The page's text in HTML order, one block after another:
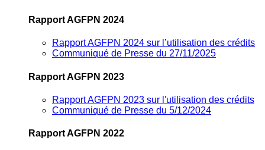
Rapport AGFPN 2024
Rapport AGFPN 2024 sur l’utilisation des crédits
Communiqué de Presse du 27/11/2025
Rapport AGFPN 2023
Rapport AGFPN 2023 sur l'utilisation des crédits
Communiqué de Presse du 5/12/2024
Rapport AGFPN 2022